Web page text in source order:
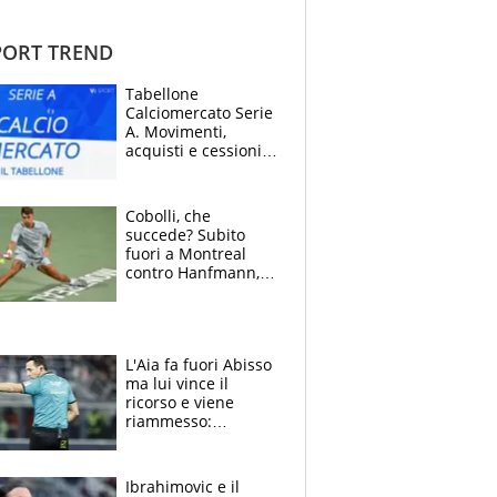
TREND
Tabellone
Calciomercato Serie
A. Movimenti,
acquisti e cessioni:
Cobolli, che
succede? Subito
fuori a Montreal
contro Hanfmann,
L'Aia fa fuori Abisso
ma lui vince il
ricorso e viene
riammesso:
Ibrahimovic e il